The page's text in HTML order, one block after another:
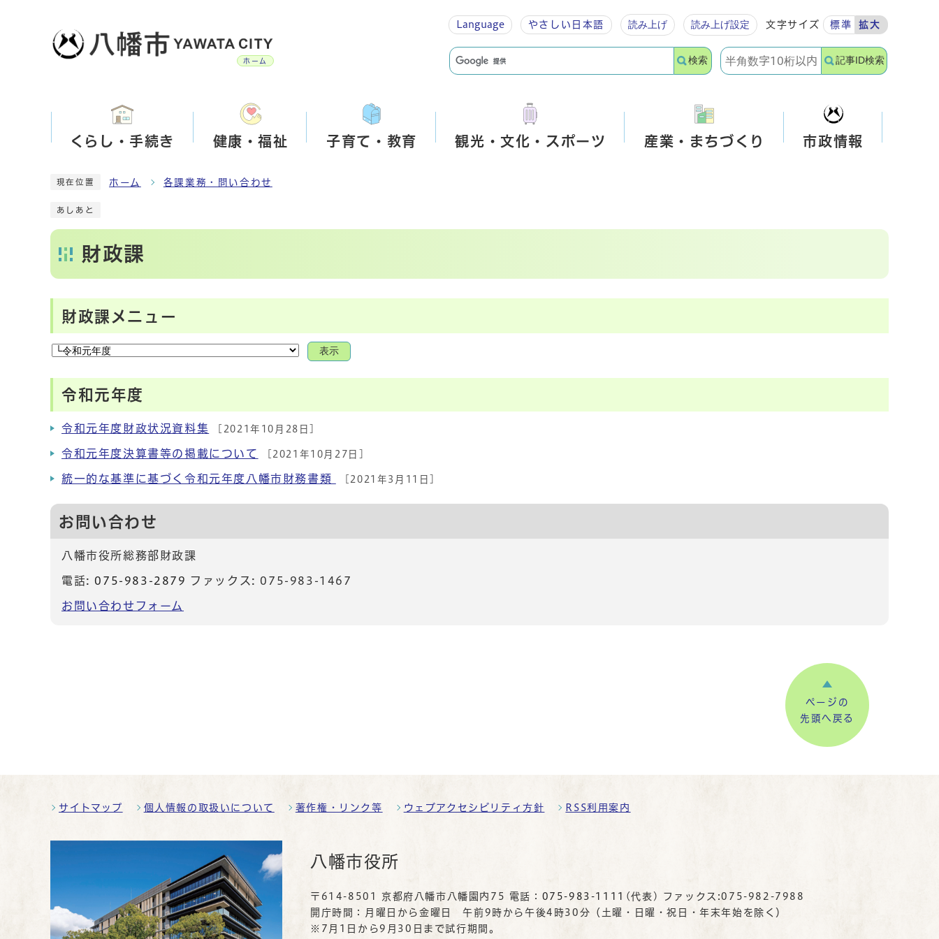
ホーム
Language やさしい 日本語 読み上げ 読み上げ設定 文字サイズ 標準 拡大
検索 記事ID検索
くらし・手続き 健康・福祉 子育て・教育 観光・文化・スポーツ 産業・まちづくり 市政情報
現在位置 ホーム 各課業務・問い合わせ
あしあと
財政課
財政課メニュー
表示
令和元年度
令和元年度財政状況資料集 [2021年10月28日]
令和元年度決算書等の掲載について [2021年10月27日]
統一的な基準に基づく令和元年度八幡市財務書類 [2021年3月11日]
お問い合わせ
八幡市役所総務部財政課
電話:075-983-2879 ファックス: 075-983-1467
お問い合わせフォーム
ページの
先頭へ戻る
サイトマップ 個人情報の取扱いについて 著作権・リンク等 ウェブアクセシビリティ方針 RSS利用案内
八幡市役所
〒614-8501 京都府八幡市八幡園内75 電話： 075-983-1111
(代表) ファックス:075-982-7988
開庁時間：月曜日から金曜日 午前9時から午後4時30分（土曜・日曜・祝日・年末年始を除く）
※7月1日から9月30日まで試行期間。